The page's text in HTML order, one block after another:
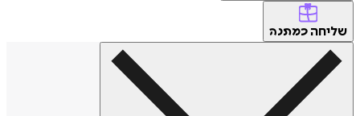
שליחה כמתנה